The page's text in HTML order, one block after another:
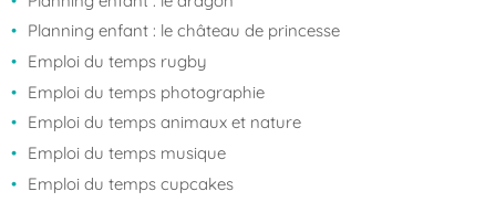
Planning enfant : le château de princesse
Emploi du temps rugby
Emploi du temps photographie
Emploi du temps animaux et nature
Emploi du temps musique
Emploi du temps cupcakes